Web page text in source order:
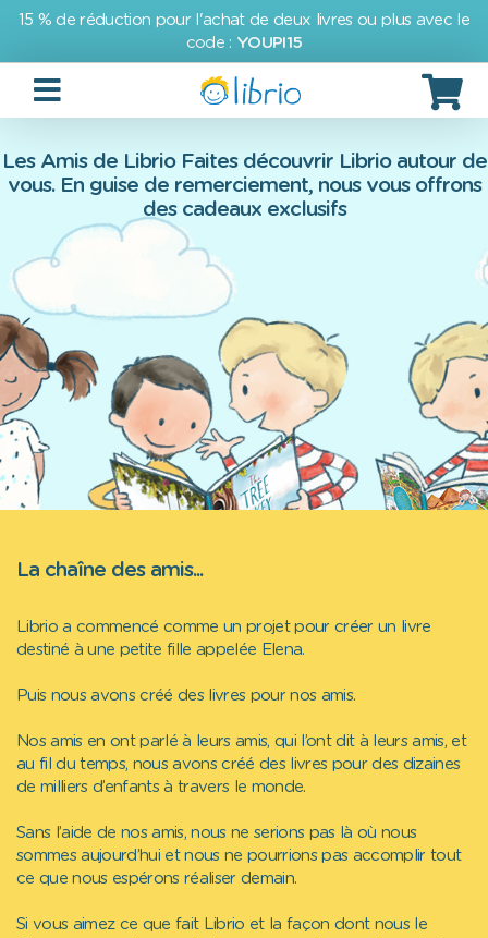
15 % de réduction pour l'achat de deux livres ou plus avec le
code : YOUPI15
Les Amis de Librio Faites découvrir Librio autour de
vous. En guise de remerciement, nous vous offrons
des cadeaux exclusifs
La chaîne des amis...
Librio a commencé comme un projet pour créer un livre
destiné à une petite fille appelée Elena.
Puis nous avons créé des livres pour nos amis.
Nos amis en ont parlé à leurs amis, qui l’ont dit à leurs amis, et
au fil du temps, nous avons créé des livres pour des dizaines
de milliers d’enfants à travers le monde.
Sans l’aide de nos amis, nous ne serions pas là où nous
sommes aujourd’hui et nous ne pourrions pas accomplir tout
ce que nous espérons réaliser demain.
Si vous aimez ce que fait Librio et la façon dont nous le